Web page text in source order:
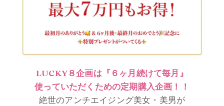
LUCKY８企画は『６ヶ月続けて毎月』
使っていただくための定期購入企画！！
絶世のアンチエイジング美女・美男が